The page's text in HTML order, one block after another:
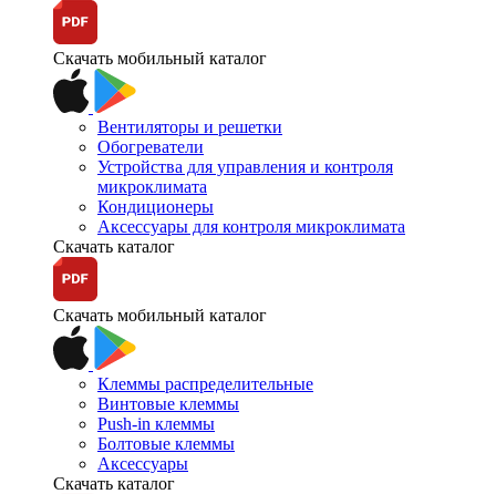
Скачать мобильный каталог
Вентиляторы и решетки
Обогреватели
Устройства для управления и контроля
микроклимата
Кондиционеры
Аксессуары для контроля микроклимата
Скачать каталог
Скачать мобильный каталог
Клеммы распределительные
Винтовые клеммы
Push-in клеммы
Болтовые клеммы
Аксессуары
Скачать каталог